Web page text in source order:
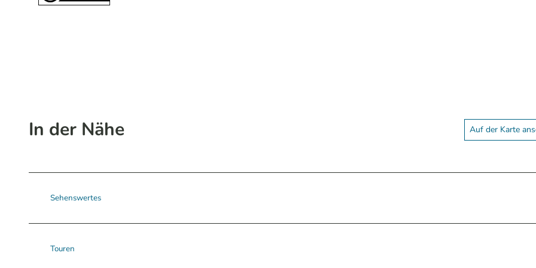
In der Nähe Auf der Karte
Sehenswertes
Touren